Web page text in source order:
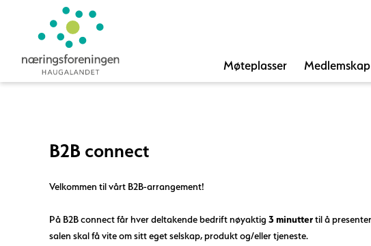
Møteplasser Medlemskap